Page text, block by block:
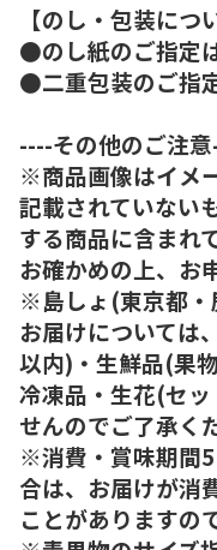
【のし・包装につ
●のし紙のご指定
●二重包装のご指
----その他のご注
※商品画像はイメ
記載されていない
する商品に含まれ
お確かめの上、お
※島しょ(東京都・
お届けについては
以内)・生鮮品(果
冷凍品・生花(セ
せんのでご了承く
※消費・賞味期間
合は、お届けが消
ことがありますの